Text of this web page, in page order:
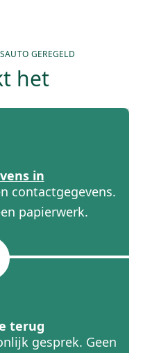
GEREGELD
het
in
contactgegevens.
papierwerk.
terug
gesprek. Geen